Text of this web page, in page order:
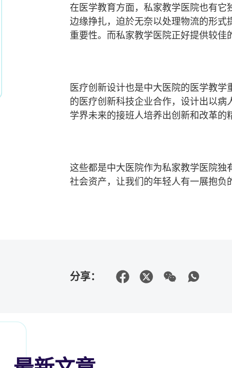
在医学教育方面，私家教学医院也有
边缘挣扎，迫於无奈以处理物流的形
重要性。而私家教学医院正好提供较佳
医疗创新设计也是中大医院的医学教
的医疗创新科技企业合作，设计出以
学界未来的接班人培养出创新和改革的
这些都是中大医院作为私家教学医院
社会资产，让我们的年轻人有一展抱负
分享：